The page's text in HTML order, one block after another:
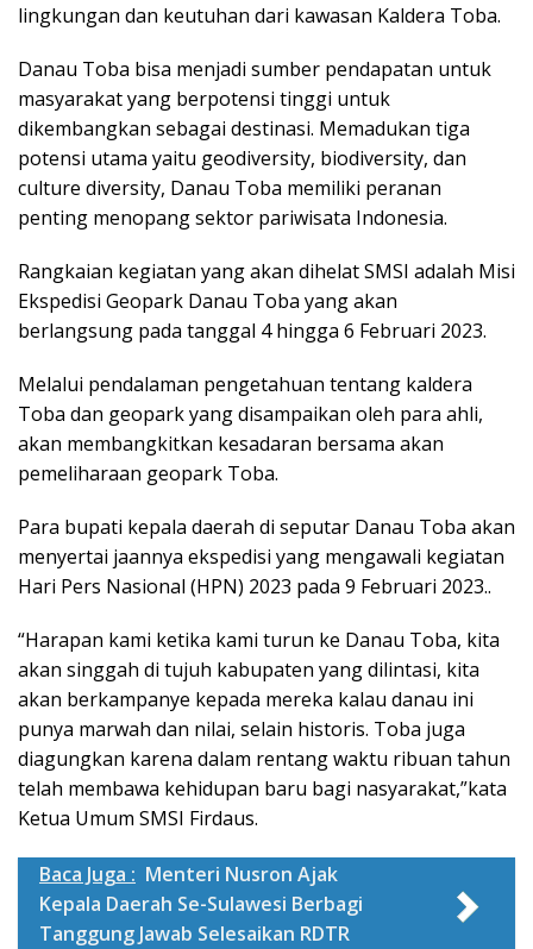
lingkungan dan keutuhan dari kawasan Kaldera Toba.
Danau Toba bisa menjadi sumber pendapatan untuk
masyarakat yang berpotensi tinggi untuk
dikembangkan sebagai destinasi. Memadukan tiga
potensi utama yaitu geodiversity, biodiversity, dan
culture diversity, Danau Toba memiliki peranan
penting menopang sektor pariwisata Indonesia.
Rangkaian kegiatan yang akan dihelat SMSI adalah Misi
Ekspedisi Geopark Danau Toba yang akan
berlangsung pada tanggal 4 hingga 6 Februari 2023.
Melalui pendalaman pengetahuan tentang kaldera
Toba dan geopark yang disampaikan oleh para ahli,
akan membangkitkan kesadaran bersama akan
pemeliharaan geopark Toba.
Para bupati kepala daerah di seputar Danau Toba akan
menyertai jaannya ekspedisi yang mengawali kegiatan
Hari Pers Nasional (HPN) 2023 pada 9 Februari 2023..
“Harapan kami ketika kami turun ke Danau Toba, kita
akan singgah di tujuh kabupaten yang dilintasi, kita
akan berkampanye kepada mereka kalau danau ini
punya marwah dan nilai, selain historis. Toba juga
diagungkan karena dalam rentang waktu ribuan tahun
telah membawa kehidupan baru bagi nasyarakat,”kata
Ketua Umum SMSI Firdaus.
Baca Juga : Menteri Nusron Ajak
Kepala Daerah Se-Sulawesi Berbagi
Tanggung Jawab Selesaikan RDTR